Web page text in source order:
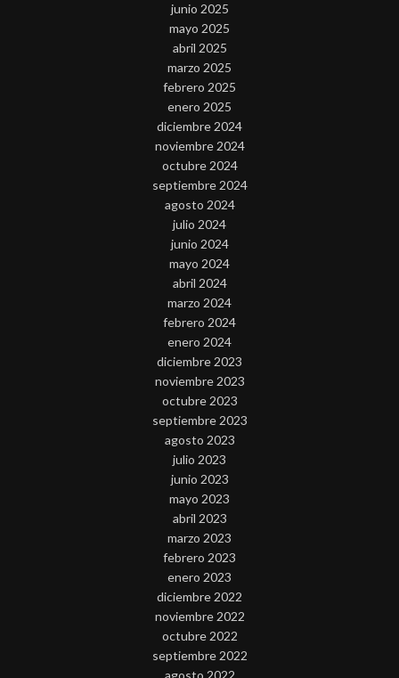
junio 2025
mayo 2025
abril 2025
marzo 2025
febrero 2025
enero 2025
diciembre 2024
noviembre 2024
octubre 2024
septiembre 2024
agosto 2024
julio 2024
junio 2024
mayo 2024
abril 2024
marzo 2024
febrero 2024
enero 2024
diciembre 2023
noviembre 2023
octubre 2023
septiembre 2023
agosto 2023
julio 2023
junio 2023
mayo 2023
abril 2023
marzo 2023
febrero 2023
enero 2023
diciembre 2022
noviembre 2022
octubre 2022
septiembre 2022